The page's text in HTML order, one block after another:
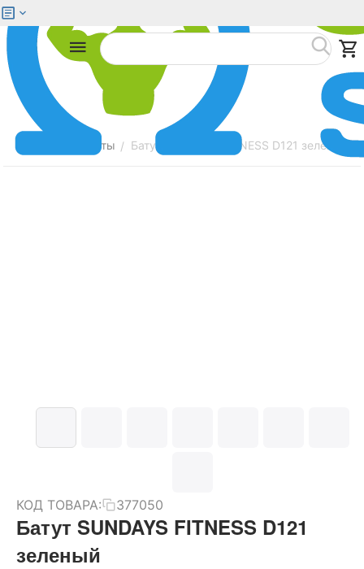
Батуты / Батут SUNDAYS FITNESS D121 зеленый
КОД ТОВАРА: 377050
Батут SUNDAYS FITNESS D121
зеленый
Меню Найти